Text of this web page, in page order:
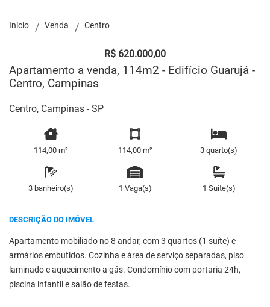
Início Venda Centro
R$ 620.000,00
Apartamento a venda, 114m2 - Edifício Guarujá -
Centro, Campinas
Centro, Campinas - SP
114,00 m² 114,00 m² 3 quarto(s)
3 banheiro(s) 1 Vaga(s) 1 Suíte(s)
DESCRIÇÃO DO IMÓVEL
Apartamento mobiliado no 8 andar, com 3 quartos (1 suíte) e
armários embutidos. Cozinha e área de serviço separadas, piso
laminado e aquecimento a gás. Condomínio com portaria 24h,
piscina infantil e salão de festas.